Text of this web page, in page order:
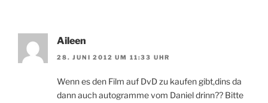
Aileen
28. JUNI 2012 UM 11:33 UHR
Wenn es den Film auf DvD zu kaufen gibt,dins da
dann auch autogramme vom Daniel drinn?? Bitte